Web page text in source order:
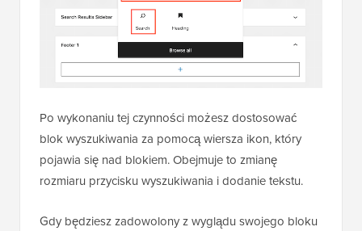
Po wykonaniu tej czynności możesz dostosować
blok wyszukiwania za pomocą wiersza ikon, który
pojawia się nad blokiem. Obejmuje to zmianę
rozmiaru przycisku wyszukiwania i dodanie tekstu.
Gdy będziesz zadowolony z wyglądu swojego bloku